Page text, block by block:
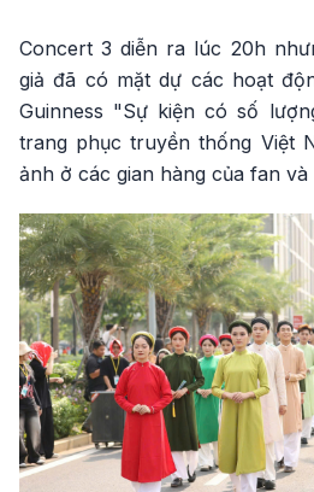
Concert 3 diễn ra lúc 20h
giả đã có mặt dự các hoạt
Guinness "Sự kiện có số
trang phục truyền thống Việt
ảnh ở các gian hàng của fan và